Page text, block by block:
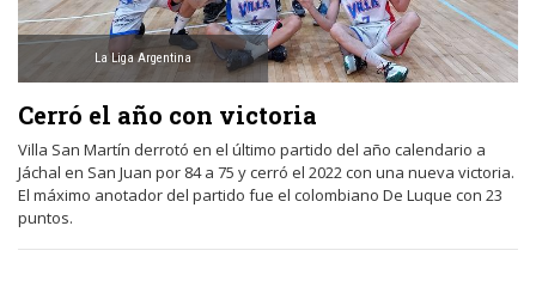
La Liga Argentina
Cerró el año con victoria
Villa San Martín derrotó en el último partido del año calendario a
Jáchal en San Juan por 84 a 75 y cerró el 2022 con una nueva victoria.
El máximo anotador del partido fue el colombiano De Luque con 23
puntos.